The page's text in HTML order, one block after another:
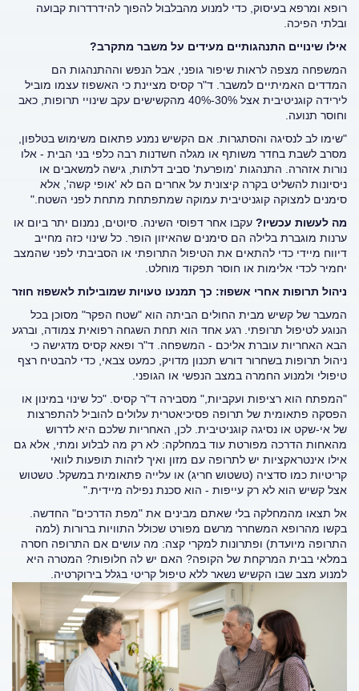
רופא ומרפא בעיסוק, כדי למנוע מהבלבול להפוך להידרדרות קבועה
ובלתי הפיכה.
אילו שינויים התנהגותיים מעידים על משבר מתקרב?
המשפחה מצפה לראות שיפור גופני, אבל הנפש וההתנהגות הם
המדדים האמיתיים למשבר. ד"ר קסיס מציינת כי האשפוז עצמו מוביל
לירידה קוגניטיבית אצל 30%-40% מהקשישים עקב שינויי תרופות, כאב
וחוסר תנועה.
"שימו לב לנסיגה והסתגרות. אם הקשיש נמנע פתאום משימוש בטלפון,
מסרב לשבת בחדר משותף או מגלה חשדנות רבה כלפי בני הבית - אלו
נורות אזהרה. התנהגות 'מופרעת' סביב דלתות, גישה למשאבים או
ניסיונות להשליט בקרה קיצונית על אחרים הם לא 'אופי קשה', אלא
סימנים למצוקה קוגניטיבית עמוקה שמתפתחת מתחת לפני השטח."
מה לעשות עכשיו? עקבו אחר דפוסי השינה. סיוטים, נמנום יתר ביום או
ערנות מוגברת בלילה הם סימנים שהאיזון הופר. כל שינוי כזה מחייב
דיווח מיידי כדי להתאים את הטיפול התרופתי או הסביבתי לפני שהמצב
יחמיר לכדי אלימות או חוסר תפקוד מוחלט.
ניהול תרופות אחרי אשפוז: כך תמנעו טעויות שמובילות לאשפוז חוזר
המעבר של קשיש מבית החולים הביתה הוא "שטח הפקר" מסוכן בכל
הנוגע לטיפול תרופתי. רגע אחד הוא תחת השגחה רפואית צמודה, וברגע
הבא האחריות עוברת אליכם - המשפחה. ד"ר ופאא קסיס מדגישה כי
ניהול תרופות בשחרור דורש תכנון מדויק, כמעט צבאי, כדי להבטיח רצף
טיפולי ולמנוע החמרה במצב הנפשי או הגופני.
"המפתח הוא רציפות ועקביות," מסבירה ד"ר קסיס. "כל שינוי במינון או
הפסקה פתאומית של תרופה פסיכיאטרית עלולים להוביל להתפרצות
של אי-שקט או נסיגה קוגניטיבית. לכן, האחריות שלכם היא לדרוש
מהאחות הדרכה מפורטת עוד במחלקה: לא רק מה לבלוע ומתי, אלא גם
אילו אינטראקציות יש לתרופה עם מזון ואיך לזהות תופעות לוואי
קריטיות כמו סדציה (טשטוש חריג) או עלייה פתאומית במשקל. טשטוש
אצל קשיש הוא לא רק עייפות - הוא סכנת נפילה מיידית."
אל תצאו מהמחלקה בלי שאתם מבינים את "מפת הדרכים" החדשה.
בקשו מהרופא המשחרר מרשם מפורט שכולל התוויות ברורות (למה
התרופה מיועדת) ופתרונות למקרי קצה: מה עושים אם התרופה חסרה
במלאי בבית המרקחת של הקופה? האם יש לה חלופות? המטרה היא
למנוע מצב שבו הקשיש נשאר ללא טיפול קריטי בגלל בירוקרטיה.